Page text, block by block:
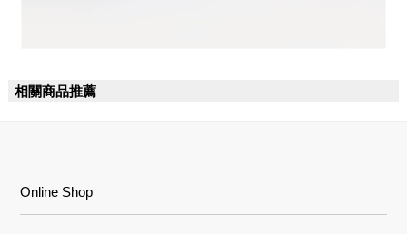
相關商品推薦
Online Shop